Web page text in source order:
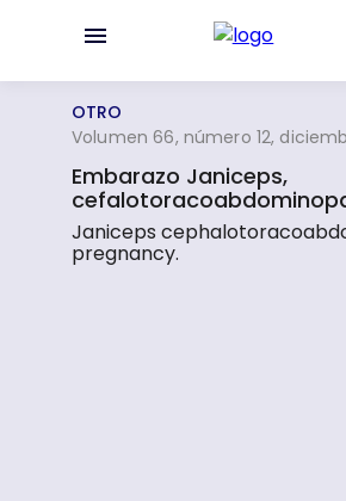
OTRO
Volumen 66, número 12,
Embarazo Janiceps,
Janiceps
pregnancy.